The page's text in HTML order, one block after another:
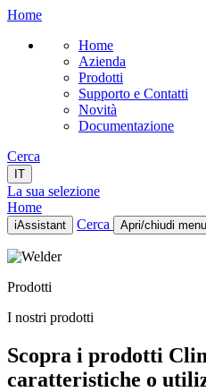
Home
Home
Azienda
Prodotti
Supporto e Contatti
Novità
Documentazione
Cerca
IT
La sua selezione
Home
iAssistant Cerca Apri/chiudi menu
Home
Prodotti
Novità
IT
Prodotti
I nostri prodotti
Scopra i prodotti
caratteristiche o